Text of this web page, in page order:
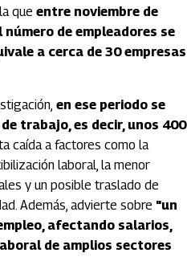
que entre noviembre de
de empleadores se
a cerca de 30 empresas
en ese periodo se
trabajo, es decir, unos 400
caída a factores como la
laboral, la menor
y un posible traslado de
Además, advierte sobre "un
afectando salarios,
de amplios sectores